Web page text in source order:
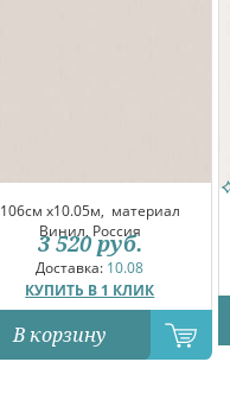
106см x10.05м, материал
Винил, Россия
Доставка: 10.08
КУПИТЬ В 1 КЛИК
3 520 руб.
В корзину